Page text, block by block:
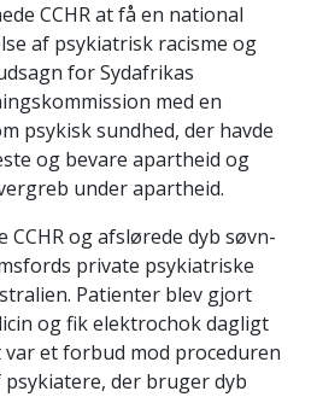
CCHR at få en national
af psykiatrisk racisme og
for Sydafrikas
med en
psykisk sundhed, der havde
og bevare apartheid og
under apartheid.
og afslørede dyb søvn-
private psykiatriske
Patienter blev gjort
og fik elektrochok dagligt
var et forbud mod proceduren
der bruger dyb